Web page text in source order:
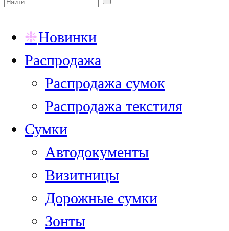
Новинки
Распродажа
Распродажа сумок
Распродажа текстиля
Сумки
Автодокументы
Визитницы
Дорожные сумки
Зонты